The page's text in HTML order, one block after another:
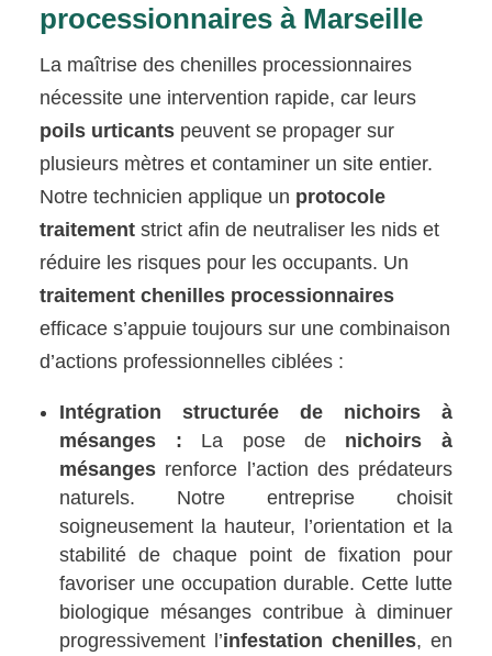
processionnaires à Marseille
La maîtrise des chenilles processionnaires
nécessite une intervention rapide, car leurs
poils urticants peuvent se propager sur
plusieurs mètres et contaminer un site entier.
Notre technicien applique un protocole
traitement strict afin de neutraliser les nids et
réduire les risques pour les occupants. Un
traitement chenilles processionnaires
efficace s’appuie toujours sur une combinaison
d’actions professionnelles ciblées :
Intégration structurée de nichoirs à
mésanges : La pose de nichoirs à
mésanges renforce l’action des prédateurs
naturels. Notre entreprise choisit
soigneusement la hauteur, l’orientation et la
stabilité de chaque point de fixation pour
favoriser une occupation durable. Cette lutte
biologique mésanges contribue à diminuer
progressivement l’infestation chenilles, en